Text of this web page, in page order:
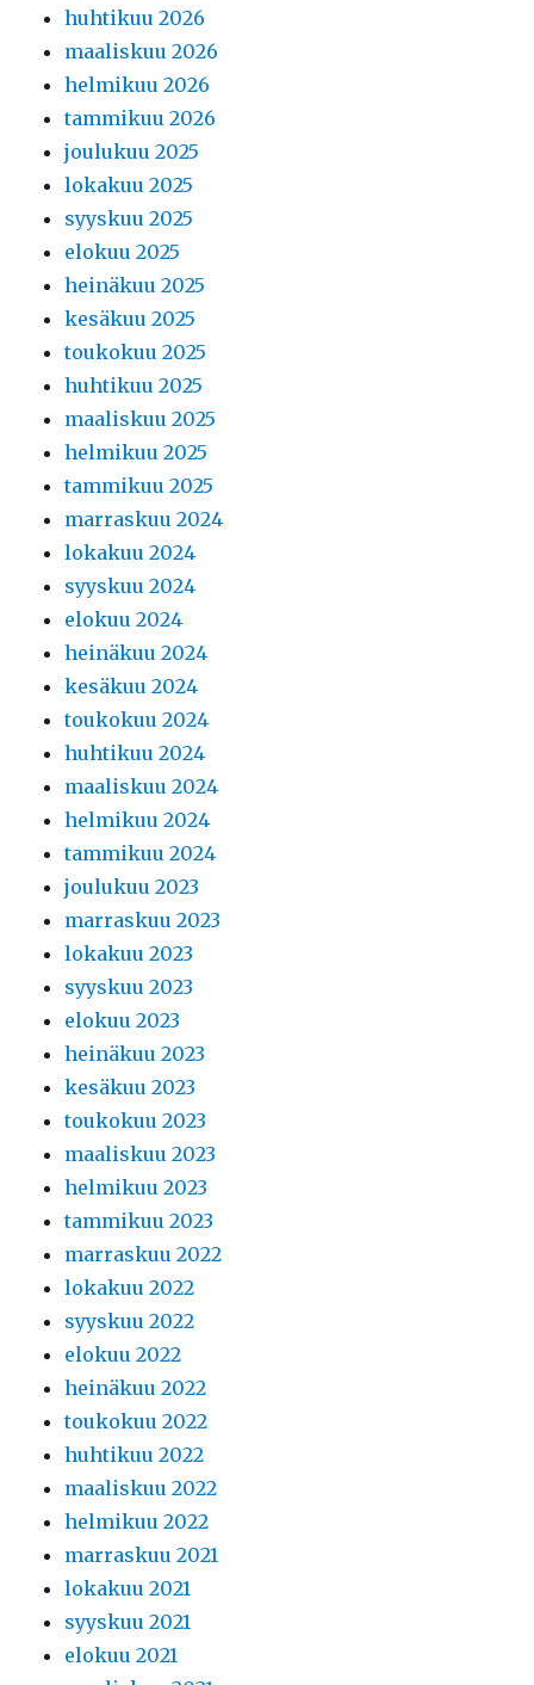
huhtikuu 2026
maaliskuu 2026
helmikuu 2026
tammikuu 2026
joulukuu 2025
lokakuu 2025
syyskuu 2025
elokuu 2025
heinäkuu 2025
kesäkuu 2025
toukokuu 2025
huhtikuu 2025
maaliskuu 2025
helmikuu 2025
tammikuu 2025
marraskuu 2024
lokakuu 2024
syyskuu 2024
elokuu 2024
heinäkuu 2024
kesäkuu 2024
toukokuu 2024
huhtikuu 2024
maaliskuu 2024
helmikuu 2024
tammikuu 2024
joulukuu 2023
marraskuu 2023
lokakuu 2023
syyskuu 2023
elokuu 2023
heinäkuu 2023
kesäkuu 2023
toukokuu 2023
maaliskuu 2023
helmikuu 2023
tammikuu 2023
marraskuu 2022
lokakuu 2022
syyskuu 2022
elokuu 2022
heinäkuu 2022
toukokuu 2022
huhtikuu 2022
maaliskuu 2022
helmikuu 2022
marraskuu 2021
lokakuu 2021
syyskuu 2021
elokuu 2021